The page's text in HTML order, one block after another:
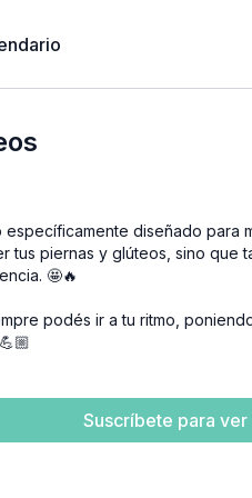
específicamente diseñado para
tus piernas y glúteos, sino que
🤩🔥
podés ir a tu ritmo,
Suscríbete para ver